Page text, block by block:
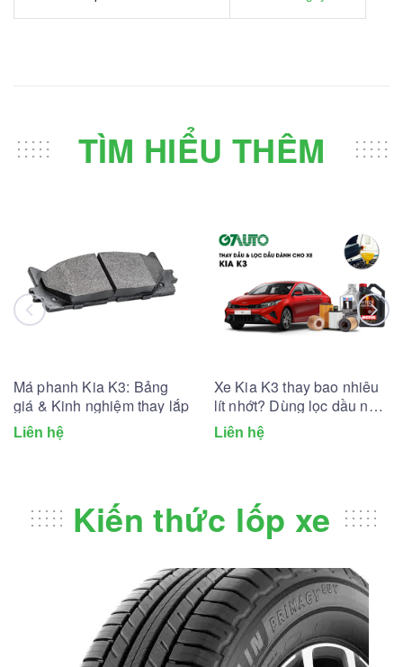
TÌM HIỂU THÊM
Má phanh Kia K3: Bảng
giá & Kinh nghiệm thay lắp
Liên hệ
Xe Kia K3 thay bao nhiêu
lít nhớt? Dùng lọc dầu nhớt
nào?
Liên hệ
Kiến thức lốp xe